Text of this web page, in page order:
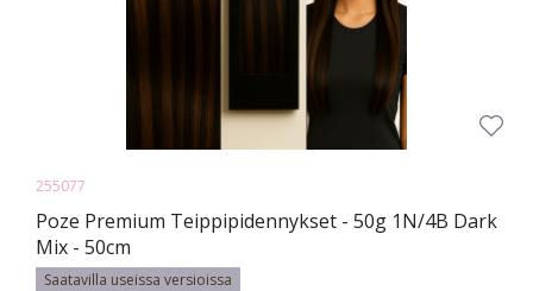
255077
Poze Premium Teippipidennykset - 50g 1N/4B Dark
Mix - 50cm
Saatavilla useissa versioissa